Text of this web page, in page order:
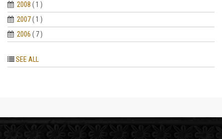
2008 ( 1 )
2007( 1 )
2006 ( 7 )
SEE ALL